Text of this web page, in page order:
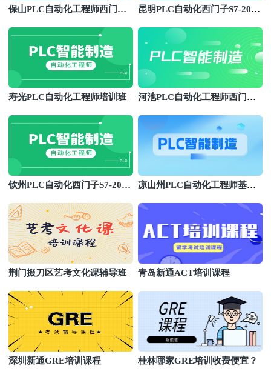
保山PLC自动化工程师西门子S
昆明PLC自动化西门子S7-200S
寿光PLC自动化工程师培训班
河池PLC自动化工程师西门子S
钦州PLC自动化西门子S7-200S
凉山州PLC自动化工程师基础
荆门掇刀区艺考文化课辅导班 青岛新通ACT培训课程
深圳新通GRE培训课程 桂林哪家GRE培训收费便宜？